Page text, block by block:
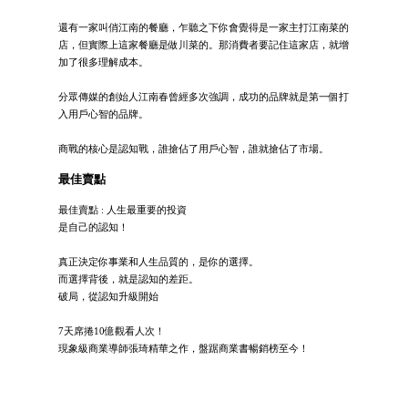
還有一家叫俏江南的餐廳，乍聽之下你會覺得是一家主打江南菜的
店，但實際上這家餐廳是做川菜的。那消費者要記住這家店，就增
加了很多理解成本。
分眾傳媒的創始人江南春曾經多次強調，成功的品牌就是第一個打
入用戶心智的品牌。
商戰的核心是認知戰，誰搶佔了用戶心智，誰就搶佔了市場。
最佳賣點
最佳賣點 : 人生最重要的投資
是自己的認知！
真正決定你事業和人生品質的，是你的選擇。
而選擇背後，就是認知的差距。
破局，從認知升級開始
7天席捲10億觀看人次！
現象級商業導師張琦精華之作，盤踞商業書暢銷榜至今！